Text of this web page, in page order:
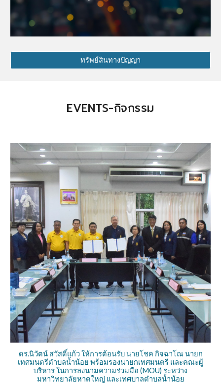
ทรัพย์สินทางปัญญา
EVENTS-กิจกรรม
ดร.นิวัตน์ สวัสดิ์แก้ว ให้การต้อนรับ นายโชค กิจฉาโณ นายก
เทศมนตรีตำบลน้ำน้อย พร้อมรองนายกเทศมนตรี และคณะผู้
บริหาร ในการลงนามความร่วมมือ (MOU) ระหว่าง
มหาวิทยาลัยหาดใหญ่ และเทศบาลตำบลน้ำน้อย